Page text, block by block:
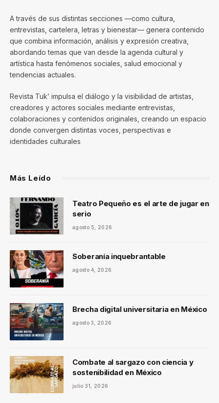
A través de sus distintas secciones —como cultura,
entrevistas, cartelera, letras y bienestar— genera contenido
que combina información, análisis y expresión creativa,
abordando temas que van desde la agenda cultural y
artística hasta fenómenos sociales, salud emocional y
tendencias actuales.
Revista Tuk’ impulsa el diálogo y la visibilidad de artistas,
creadores y actores sociales mediante entrevistas,
colaboraciones y contenidos originales, creando un espacio
donde convergen distintas voces, perspectivas e
identidades culturales
Más Leído
Teatro Pequeño es el arte de jugar en
serio
agosto 5, 2026
Soberanía inquebrantable
agosto 4, 2026
Brecha digital universitaria en México
agosto 3, 2026
Combate al sargazo con ciencia y
sostenibilidad en México
julio 31, 2026